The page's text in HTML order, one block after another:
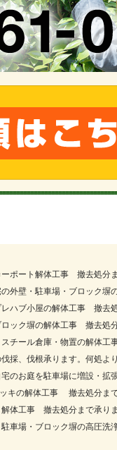
ーポート解体工事 撤去処
の外壁・駐車場・ブロック
レハブ小屋の解体工事 撤去
ロック塀の解体工事 撤去
スチール倉庫・物置の解体
採、伐根承ります。何処よ
宅のお庭を駐車場に増設・
ッキの解体工事 撤去処
ト解体工事 撤去処分
駐車場・ブロック塀の高圧